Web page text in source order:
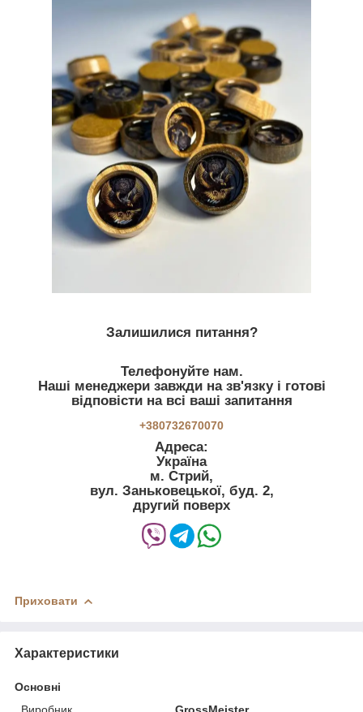
Залишилися питання?
Телефонуйте нам.
Наші менеджери завжди на зв'язку і готові
відповісти на всі ваші запитання
+380732670070
Адреса:
Україна
м. Стрий,
вул. Заньковецької, буд. 2,
другий поверх
Приховати
Характеристики
Основні